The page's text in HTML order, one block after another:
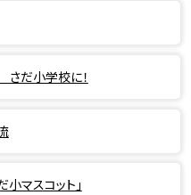
さだ小学校に！
マスコット」